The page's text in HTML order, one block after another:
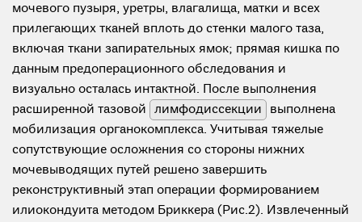
мочевого пузыря, уретры, влагалища, матки и всех
прилегающих тканей вплоть до стенки малого таза,
включая ткани запирательных ямок; прямая кишка по
данным предоперационного обследования и
визуально осталась интактной. После выполнения
расширенной тазовой лимфодиссекции выполнена
мобилизация органокомплекса. Учитывая тяжелые
сопутствующие осложнения со стороны нижних
мочевыводящих путей решено завершить
реконструктивный этап операции формированием
илиокондуита методом Бриккера (Рис.2). Извлеченный